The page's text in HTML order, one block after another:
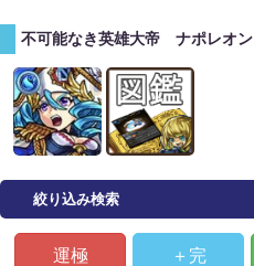
不可能なき英雄大帝 ナポレオン
絞り込み検索
運極 ＋完